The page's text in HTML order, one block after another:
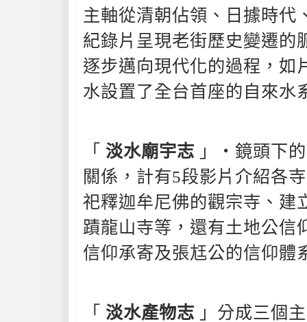
主軸從清朝佔領、日據時代
紀錄片呈現老街歷史變遷的
逐步邁向現代化的過程，如
水設置了全台首座的自來水
「 淡水廟宇志 」‧鏡頭下
關係，計有5段影片介紹各
祀釋迦牟尼佛的觀宗寺、建
蹟龍山寺等，還有土地公信
信仰承寄及張尪公的信仰體
「 淡水產物志 」分成三個